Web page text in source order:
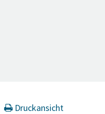
Druckansicht